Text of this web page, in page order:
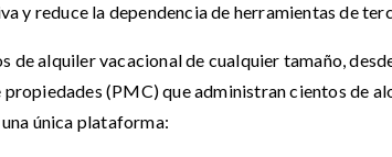
y reduce la dependencia de herramientas de
de alquiler vacacional de cualquier tamaño,
propiedades (PMC) que administran cientos de
única plataforma: